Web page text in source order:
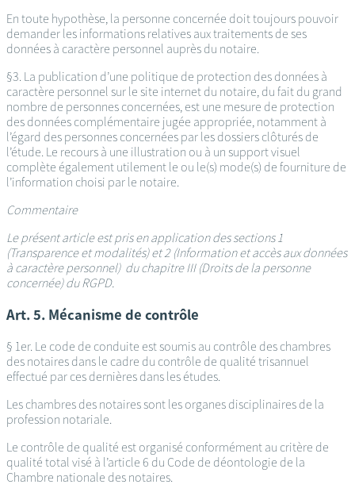
En toute hypothèse, la personne concernée doit toujours pouvoir
demander les informations relatives aux traitements de ses
données à caractère personnel auprès du notaire.
§3. La publication d’une politique de protection des données à
caractère personnel sur le site internet du notaire, du fait du grand
nombre de personnes concernées, est une mesure de protection
des données complémentaire jugée appropriée, notamment à
l’égard des personnes concernées par les dossiers clôturés de
l’étude. Le recours à une illustration ou à un support visuel
complète également utilement le ou le(s) mode(s) de fourniture de
l’information choisi par le notaire.
Commentaire
Le présent article est pris en application des sections 1
(Transparence et modalités) et 2 (Information et accès aux données
à caractère personnel) du chapitre III (Droits de la personne
concernée) du RGPD.
Art. 5. Mécanisme de contrôle
§ 1er. Le code de conduite est soumis au contrôle des chambres
des notaires dans le cadre du contrôle de qualité trisannuel
effectué par ces dernières dans les études.
Les chambres des notaires sont les organes disciplinaires de la
profession notariale.
Le contrôle de qualité est organisé conformément au critère de
qualité total visé à l’article 6 du Code de déontologie de la
Chambre nationale des notaires.